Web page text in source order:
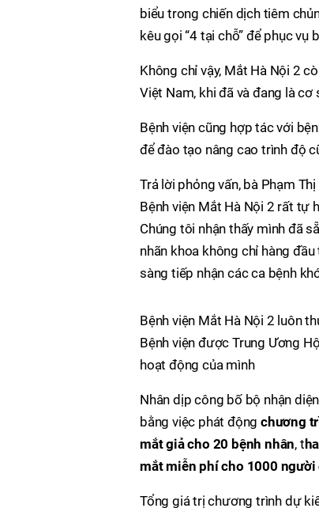
biểu trong chiến dịch tiêm
kêu gọi “4 tại chỗ” để phục
Không chỉ vậy, Mắt Hà Nội 2
Việt Nam, khi đã và đang là
Bệnh viện cũng hợp tác với
để đào tạo nâng cao trình độ
Trả lời phỏng vấn, bà Phạm
Bệnh viện Mắt Hà Nội 2 rất tự
Chúng tôi nhận thấy mình đã
nhãn khoa không chỉ hàng
sàng tiếp nhận các ca bệnh
Bệnh viện Mắt Hà Nội 2 luôn
Bệnh viện được Trung Ương
hoạt động của mình
Nhân dịp công bố bộ nhận
bằng việc phát độngchương
mắt giả cho 20 bệnh nhân, t
mắt miễn phí cho 1000 người
Tổng giá trị chương trình dự